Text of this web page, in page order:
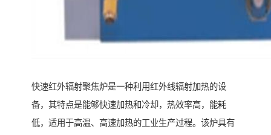
快速红外辐射聚焦炉是一种利用红外线辐射加热的设
备，其特点是能够快速加热和冷却，热效率高，能耗
低，适用于高温、高速加热的工业生产过程。该炉具有